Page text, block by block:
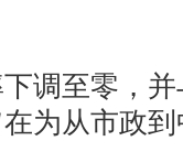
至零，并
为从市政